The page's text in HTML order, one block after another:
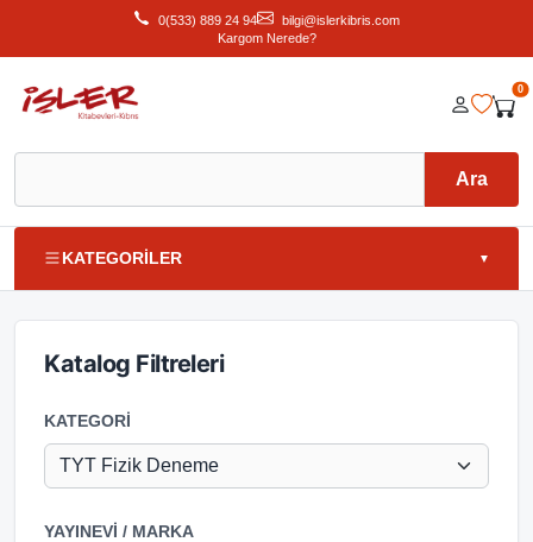
0(533) 889 24 94
bilgi@islerkibris.com
Kargom Nerede?
0
Ara
KATEGORİLER ▼
Katalog Filtreleri
KATEGORI
YAYINEVI / MARKA